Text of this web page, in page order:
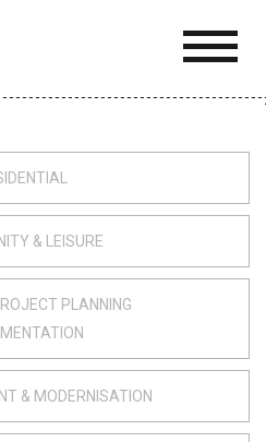
& LEISURE
PLANNING
& MODERNISATION